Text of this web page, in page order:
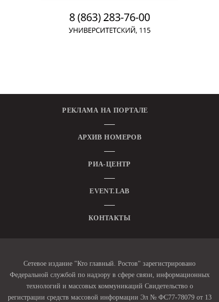
РЕКЛАМА НА ПОРТАЛЕ
АРХИВ НОМЕРОВ
РИА-ЦЕНТР
EVENT.LAB
КОНТАКТЫ
Сетевое издание "Кто главный. Ростов" зарегистрировано
Федеральной службой по надзору в сфере связи, информационных
технологий и массовых коммуникаций Свидетельство о
регистрации средств массовой информации Эл № ФС77-78079 от 13